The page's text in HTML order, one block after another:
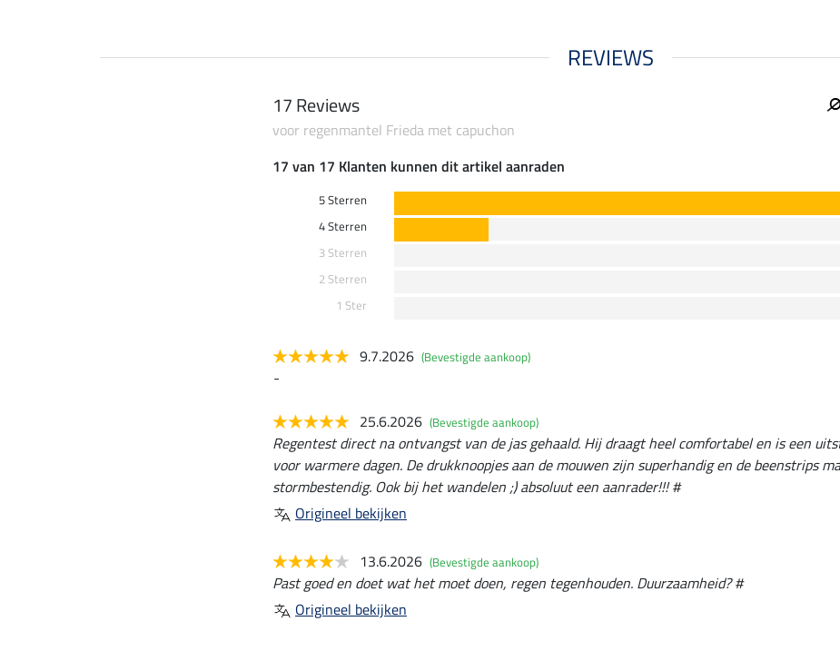
REVIEWS
17 Reviews
voor regenmantel Frieda met capuchon
17 van 17 Klanten kunnen dit artikel aanraden
5 Sterren
4 Sterren
3 Sterren
2 Sterren
1 Ster
9.7.2026 (Bevestigde aankoop)
-
25.6.2026 (Bevestigde aankoop)
Regentest direct na ontvangst van de jas gehaald. Hij draagt heel comfortabel en is een
voor warmere dagen. De drukknoopjes aan de mouwen zijn superhandig en de beenstrips
stormbestendig. Ook bij het wandelen ;) absoluut een aanrader!!! #
Origineel bekijken
13.6.2026 (Bevestigde aankoop)
Past goed en doet wat het moet doen, regen tegenhouden. Duurzaamheid? #
Origineel bekijken